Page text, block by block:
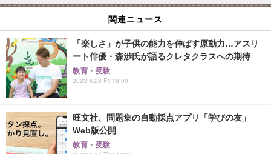
関連ニュース
「楽しさ」が子供の能力を伸ばす原動力…アスリ
ート俳優・森渉氏が語るクレタクラスへの期待
教育・受験
2023.9.29 Fri 18:00
旺文社、問題集の自動採点アプリ「学びの友」
Web版公開
教育・受験